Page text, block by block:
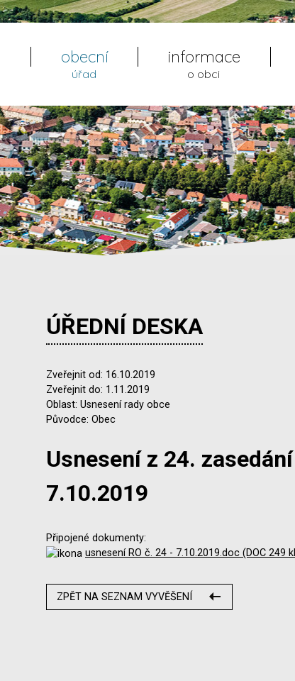
obecní
úřad
informace
o obci
ÚŘEDNÍ DESKA
Zveřejnit od: 16.10.2019
Zveřejnit do: 1.11.2019
Oblast: Usnesení rady obce
Původce: Obec
Usnesení z 24.
7.10.2019
Připojené dokumenty:
usnesení RO č. 24 - 7.10.2019.doc (DOC 249
ZPĚT NA SEZNAM VYVĚŠENÍ